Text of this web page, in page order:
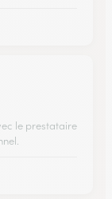
le prestataire